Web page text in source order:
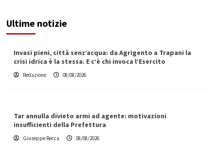
Ultime notizie
Invasi pieni, città senz’acqua: da Agrigento a Trapani la
crisi idrica è la stessa. E c’è chi invoca l’Esercito
Redazione 08/08/2026
Tar annulla divieto armi ad agente: motivazioni
insufficienti della Prefettura
Giuseppe Recca 08/08/2026